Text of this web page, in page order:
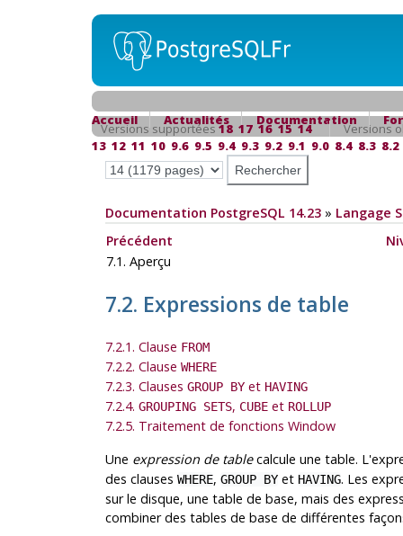
Accueil Actualités Documentation
Versions supportées18 17 16 15 14
Versions
13 12 11 10 9.6 9.5 9.4 9.3 9.2 9.1 9.0 8.4 8.3 8.2
Documentation PostgreSQL 14.23» Langage
Précédent
7.1. Aperçu
7.2. Expressions de table
7.2.1. Clause FROM
7.2.2. Clause WHERE
7.2.3. Clauses GROUP BYet HAVING
7.2.4. GROUPING SETS, CUBEet ROLLUP
7.2.5. Traitement de fonctions Window
Une expression de tablecalcule une table.
des clauses WHERE, GROUP BYet HAVING. Les
sur le disque, une table de base, mais des
combiner des tables de base de différentes